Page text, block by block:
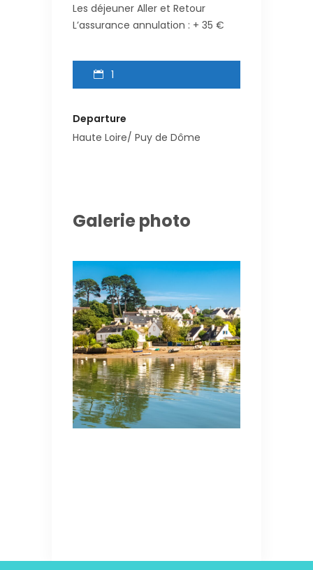
Les déjeuner Aller et Retour
L’assurance annulation : + 35 €
1
Departure
Haute Loire/ Puy de Dôme
Galerie photo